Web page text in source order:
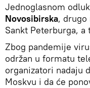
Jednoglasnom
Novosibirska,
Sankt Peterburga, a
Zbog pandemije
održan u formatu
organizatori nadaju
Moskvu i da će